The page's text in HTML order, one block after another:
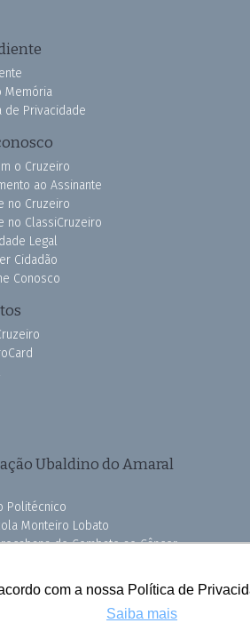
com a nossa Política de
Saiba mais
Memória
de Privacidade
o Cruzeiro
ao Assinante
no Cruzeiro
no ClassiCruzeiro
Legal
Cidadão
Conosco
Ubaldino do Amaral
Politécnico
Monteiro Lobato
de Combate ao Câncer
Bem OSSEL